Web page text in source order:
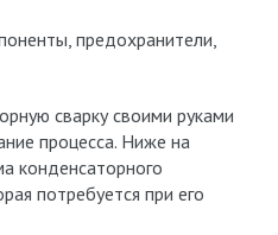
предохранители,
сварку своими руками
процесса. Ниже на
конденсаторного
потребуется при его